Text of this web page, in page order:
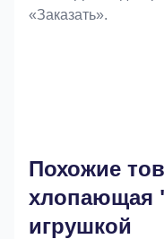
«Заказать».
Похожие
хлопающая
игрушкой